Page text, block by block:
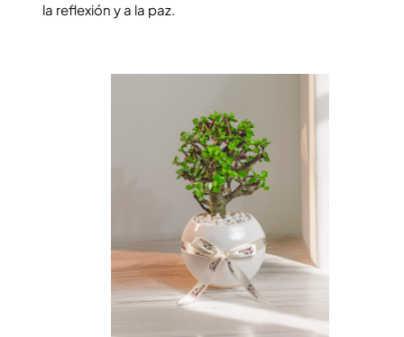
la reflexión y a la paz.